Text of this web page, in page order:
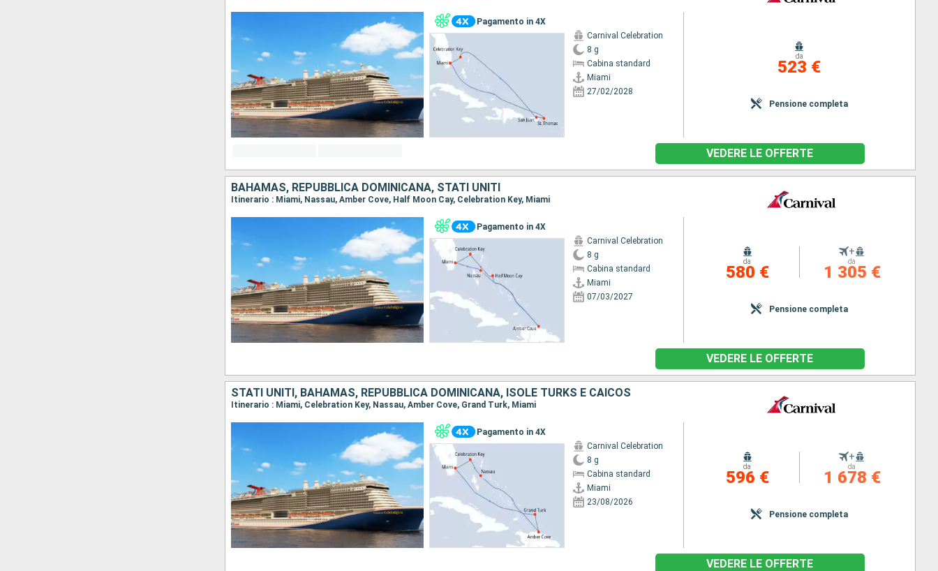
Pagamento in 4X
Carnival Celebration
8 g
Cabina standard
Miami
27/02/2028
da
523 €
Pensione completa
VEDERE LE OFFERTE
BAHAMAS, REPUBBLICA DOMINICANA, STATI UNITI
Itinerario : Miami, Nassau, Amber Cove, Half Moon Cay, Celebration Key, Miami
Pagamento in 4X
Carnival Celebration
8 g
Cabina standard
Miami
07/03/2027
da
580 €
+
da
1 305 €
Pensione completa
VEDERE LE OFFERTE
STATI UNITI, BAHAMAS, REPUBBLICA DOMINICANA, ISOLE TURKS E CAICOS
Itinerario : Miami, Celebration Key, Nassau, Amber Cove, Grand Turk, Miami
Pagamento in 4X
Carnival Celebration
8 g
Cabina standard
Miami
23/08/2026
da
596 €
+
da
1 678 €
Pensione completa
VEDERE LE OFFERTE